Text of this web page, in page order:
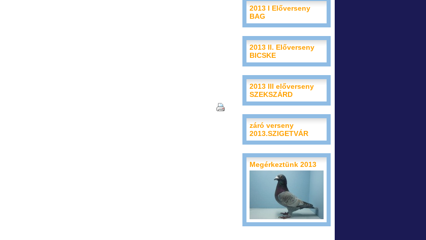
2013 I Előverseny
BAG
2013 II. Előverseny
BICSKE
2013 III előverseny
SZEKSZÁRD
záró verseny
2013.SZIGETVÁR
Megérkeztünk 2013